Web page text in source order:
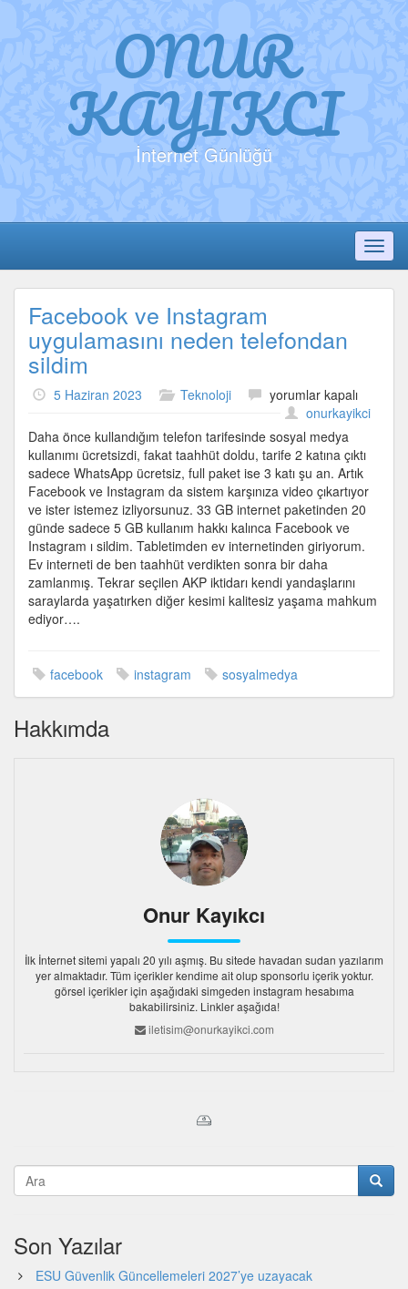
ONUR
KAYIKCI
İnternet Günlüğü
Facebook ve Instagram
uygulamasını neden telefondan
sildim
5 Haziran 2023 Teknoloji
Facebook
Instagram
uygulamasını
neden
telefondan
sildim
için
yorumlar kapalı
onurkayikci
Daha önce kullandığım telefon tarifesinde sosyal medya
kullanımı ücretsizdi, fakat taahhüt doldu, tarife 2 katına çıktı
sadece WhatsApp ücretsiz, full paket ise 3 katı şu an. Artık
Facebook ve Instagram da sistem karşınıza video çıkartıyor
ve ister istemez izliyorsunuz. 33 GB internet paketinden 20
günde sadece 5 GB kullanım hakkı kalınca Facebook ve
Instagram ı sildim. Tabletimden ev internetinden giriyorum.
Ev interneti de ben taahhüt verdikten sonra bir daha
zamlanmış. Tekrar seçilen AKP iktidarı kendi yandaşlarını
saraylarda yaşatırken diğer kesimi kalitesiz yaşama mahkum
ediyor….
facebook instagram sosyalmedya
Hakkımda
Onur Kayıkcı
İlk İnternet sitemi yapalı 20 yılı aşmış. Bu sitede havadan sudan yazılarım
yer almaktadır. Tüm içerikler kendime ait olup sponsorlu içerik yoktur.
görsel içerikler için aşağıdaki simgeden instagram hesabıma
bakabilirsiniz. Linkler aşağıda!
iletisim@onurkayikci.com
Son Yazılar
ESU Güvenlik Güncellemeleri 2027’ye uzayacak